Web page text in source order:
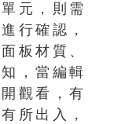
元，則需
行確認，
板材質、
，當編輯
觀看，有
所出入，